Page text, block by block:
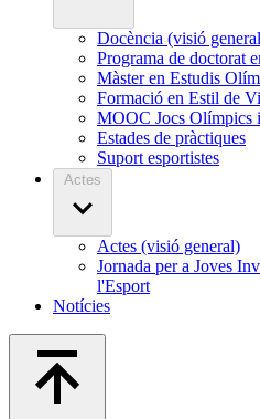
Docència (visió
Programa de doctorat
Màster en Estudis
Formació en Estil de
MOOC Jocs Olímpics
Estades de pràctiques
Suport esportistes
Actes
Actes (visió general)
Jornada per a Joves
l'Esport
Notícies